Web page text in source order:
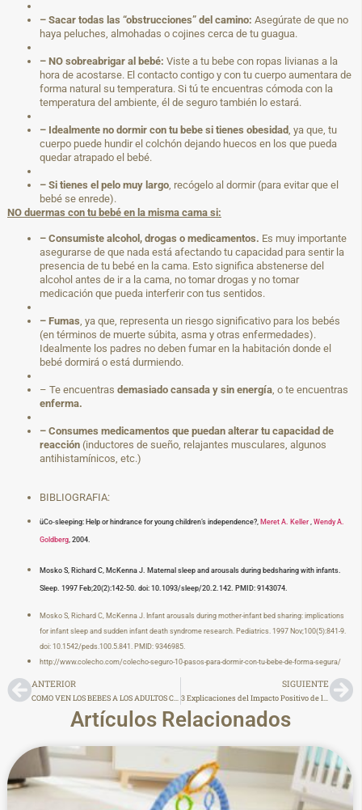
– Sacar todas las “obstrucciones” del camino: Asegúrate de que no
haya peluches, almohadas o cojines cerca de tu guagua.
– NO sobreabrigar al bebé: Viste a tu bebe con ropas livianas a la
hora de acostarse. El contacto contigo y con tu cuerpo aumentara de
forma natural su temperatura. Si tú te encuentras cómoda con la
temperatura del ambiente, él de seguro también lo estará.
– Idealmente no dormir con tu bebe si tienes obesidad, ya que, tu
cuerpo puede hundir el colchón dejando huecos en los que pueda
quedar atrapado el bebé.
– Si tienes el pelo muy largo, recógelo al dormir (para evitar que el
bebé se enrede).
NO duermas con tu bebé en la misma cama si:
– Consumiste alcohol, drogas o medicamentos. Es muy importante
asegurarse de que nada está afectando tu capacidad para sentir la
presencia de tu bebé en la cama. Esto significa abstenerse del
alcohol antes de ir a la cama, no tomar drogas y no tomar
medicación que pueda interferir con tus sentidos.
– Fumas , ya que, representa un riesgo significativo para los bebés
(en términos de muerte súbita, asma y otras enfermedades).
Idealmente los padres no deben fumar en la habitación donde el
bebé dormirá o está durmiendo.
– Te encuentras demasiado cansada y sin energía , o te encuentras
enferma.
– Consumes medicamentos que puedan alterar tu capacidad de
reacción (inductores de sueño, relajantes musculares, algunos
antihistamínicos, etc.)
BIBLIOGRAFIA:
üCo‐sleeping: Help or hindrance for young children’s independence?, Meret A. Keller , Wendy A.
Goldberg, 2004.
Mosko S, Richard C, McKenna J. Maternal sleep and arousals during bedsharing with infants.
Sleep. 1997 Feb;20(2):142-50. doi: 10.1093/sleep/20.2.142. PMID: 9143074.
Mosko S, Richard C, McKenna J. Infant arousals during mother-infant bed sharing: implications
for infant sleep and sudden infant death syndrome research. Pediatrics. 1997 Nov;100(5):841-9.
doi: 10.1542/peds.100.5.841. PMID: 9346985.
http://www.colecho.com/colecho-seguro-10-pasos-para-dormir-con-tu-bebe-de-forma-segura/
ANTERIOR
COMO VEN LOS BEBES A LOS ADULTOS CUANDO USAN MASCARILLA
SIGUIENTE
3 Explicaciones del Impacto Positivo de la Crianza Respetuosa
Artículos Relacionados